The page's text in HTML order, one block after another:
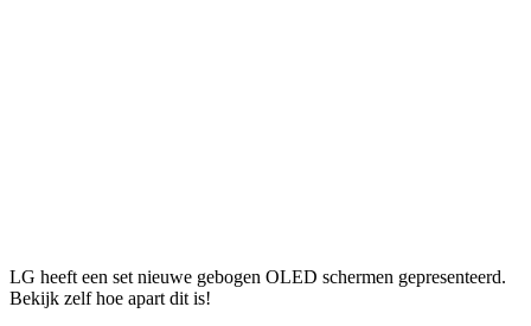
LG heeft een set nieuwe gebogen OLED schermen gepresenteerd.
Bekijk zelf hoe apart dit is!